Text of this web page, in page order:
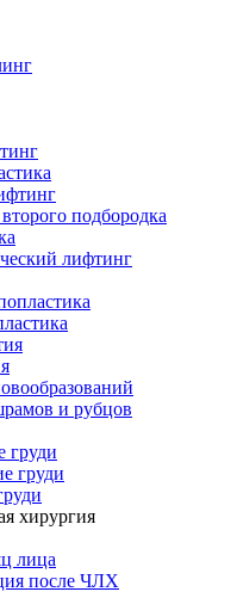
подбородка
лифтинг
и рубцов
груди
груди
хирургия
лица
после ЧЛХ